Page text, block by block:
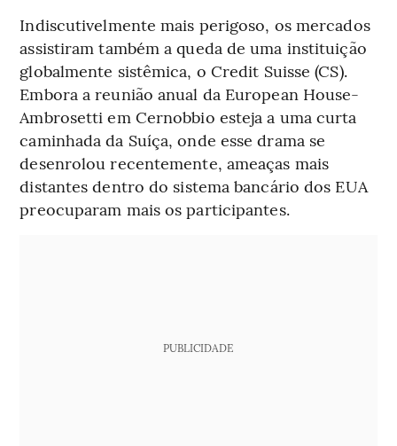
Indiscutivelmente mais perigoso, os mercados
assistiram também a queda de uma instituição
globalmente sistêmica, o Credit Suisse (CS).
Embora a reunião anual da European House-
Ambrosetti em Cernobbio esteja a uma curta
caminhada da Suíça, onde esse drama se
desenrolou recentemente, ameaças mais
distantes dentro do sistema bancário dos EUA
preocuparam mais os participantes.
PUBLICIDADE